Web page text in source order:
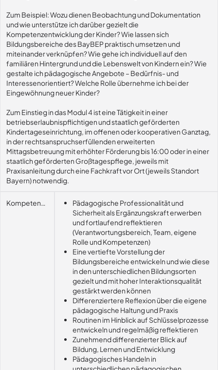
Zum Beispiel: Wozu dienen Beobachtung und Dokumentation
und wie unterstütze ich darüber gezielt die
Kompetenzentwicklung der Kinder? Wie lassen sich
Bildungsbereiche des BayBEP praktisch umsetzen und
miteinander verknüpfen? Wie gehe ich individuell auf den
familiären Hintergrund und die Lebenswelt von Kindern ein? Wie
gestalte ich pädagogische Angebote – Bedürfnis- und
Interessenorientiert? Welche Rolle übernehme ich bei der
Eingewöhnung neuer Kinder?
Zum Einstieg in das Modul 4 ist eine Tätigkeit in einer
betriebserlaubnispflichtigen und staatlich geförderten
Kindertageseinrichtung, im offenen oder kooperativen Ganztag,
in der rechtsanspruchserfüllenden erweiterten
Mittagsbetreuung mit erhöhter Förderung bis 16:00 oder in einer
staatlich geförderten Großtagespflege, jeweils mit
Praxisanleitung durch eine Fachkraft vor Ort (jeweils Standort
Bayern) notwendig.
Kompetenzerwerb
Pädagogische Professionalität und
Sicherheit als Ergänzungskraft erwerben
und fortlaufend reflektieren
(Verantwortungsbereich, Team, eigene
Rolle und Kompetenzen)
Eine vertiefte Vorstellung der
Bildungsbereiche entwickeln und wie diese
in den unterschiedlichen Bildungsorten
gezielt und mit hoher Interaktionsqualität
gestärkt werden können
Differenziertere Reflexion über die eigene
pädagogische Haltung und Praxis
Routinen im Hinblick auf Schlüsselprozesse
entwickeln und regelmäßig reflektieren
Zunehmend differenzierter Blick auf
Bildung, Lernen und Entwicklung
Pädagogisches Handeln in